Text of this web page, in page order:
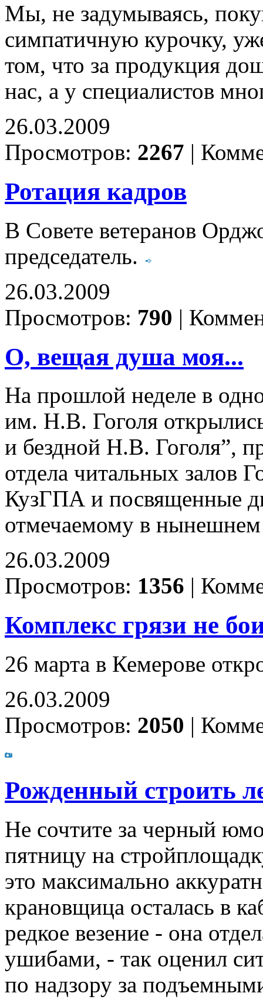
Мы, не задумываясь,
симпатичную курочку,
том, что за продукция
нас, а у специалистов
26.03.2009
Просмотров: 2267 |
Ротация кадров
В Совете ветеранов
председатель.
26.03.2009
Просмотров: 790 |
О, вещая душа моя...
На прошлой неделе в
им. Н.В. Гоголя
и бездной Н.В. Гоголя”,
отдела читальных залов
КузГПА и посвященные
отмечаемому в
26.03.2009
Просмотров: 1356 |
Комплекс грязи не
26 марта в Кемерове
26.03.2009
Просмотров: 2050 |
Рожденный строить
Не сочтите за черный
пятницу на
это максимально
крановщица осталась в
редкое везение - она
ушибами, - так оценил
по надзору за